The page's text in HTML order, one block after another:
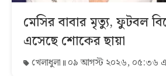
মেসির বাবার মৃত্যু, ফুটবল
এসেছে শোকের ছায়া
খেলাধুলা ০৯ আগস্ট ২০২৬, ০৫:৩৬